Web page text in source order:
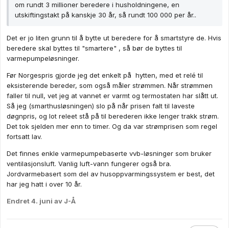
om rundt 3 millioner beredere i husholdningene, en
utskiftingstakt på kanskje 30 år, så rundt 100 000 per år..
Det er jo liten grunn til å bytte ut beredere for å smartstyre de. Hvis
beredere skal byttes til "smartere" , så bør de byttes til
varmepumpeløsninger.
Før Norgespris gjorde jeg det enkelt på hytten, med et relé til
eksisterende bereder, som også måler strømmen. Når strømmen
faller til null, vet jeg at vannet er varmt og termostaten har slått ut.
Så jeg (smarthusløsningen) slo på når prisen falt til laveste
døgnpris, og lot releet stå på til berederen ikke lenger trakk strøm.
Det tok sjelden mer enn to timer. Og da var strømprisen som regel
fortsatt lav.
Det finnes enkle varmepumpebaserte vvb-løsninger som bruker
ventilasjonsluft. Vanlig luft-vann fungerer også bra.
Jordvarmebasert som del av husoppvarmingssystem er best, det
har jeg hatt i over 10 år.
Endret4. juni av J-Å